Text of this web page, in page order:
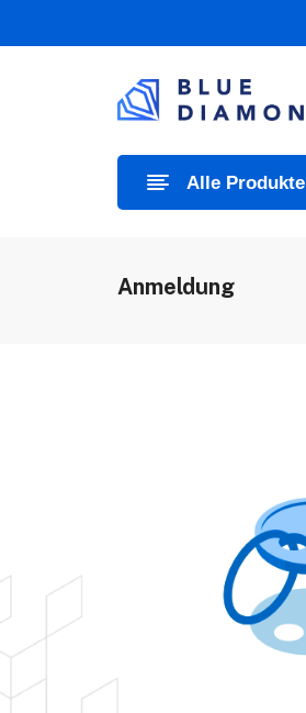
Alle Produkte
Anmeldung